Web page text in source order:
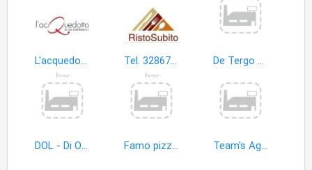
L'acquedotto Soc.Coop. Sociale Integrata a Responsabilita' Limitata
bar
Tel. 3286793784 - Ristosubito Attrezzature Ristorazione
bar
De Tergo srls
DOL - Di Origine Laziale | Distribuzione Famo pizza bona pe' tutti Team's Agenzia Macoratti